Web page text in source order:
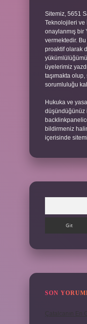
Sitemiz, 5651
Teknolojileri ve
onaylanmış bir
vermektedir.
proaktif olarak
üyelerimiz
taşımakta
sorumluluğu
Hukuka ve
düşündüğünüz
bildirmeniz
içerisinde
SON